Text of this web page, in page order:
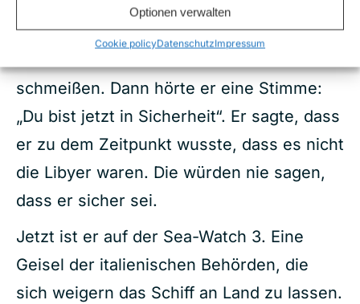
Optionen verwalten
Cookie policyDatenschutzImpressum
Wellen schlug, als es näher kam. Er
wusste, dass es die „Küstenwache“ war
schmeißen. Dann hörte er eine Stimme:
„Du bist jetzt in Sicherheit“. Er sagte, dass
er zu dem Zeitpunkt wusste, dass es nicht
die Libyer waren. Die würden nie sagen,
dass er sicher sei.
Jetzt ist er auf der Sea-Watch 3. Eine
Geisel der italienischen Behörden, die
sich weigern das Schiff an Land zu lassen.